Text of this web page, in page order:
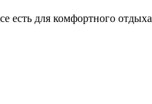
есть для комфортного отдыха